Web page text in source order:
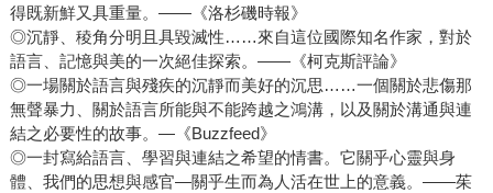
得既新鮮又具重量。――《洛杉磯時報》
◎沉靜、稜角分明且具毀滅性……來自這位國際知名作家，對於
語言、記憶與美的一次絕佳探索。――《柯克斯評論》
◎一場關於語言與殘疾的沉靜而美好的沉思……一個關於悲傷那
無聲暴力、關於語言所能與不能跨越之鴻溝，以及關於溝通與連
結之必要性的故事。—《Buzzfeed》
◎一封寫給語言、學習與連結之希望的情書。它關乎心靈與身
體、我們的思想與感官—關乎生而為人活在世上的意義。――茱